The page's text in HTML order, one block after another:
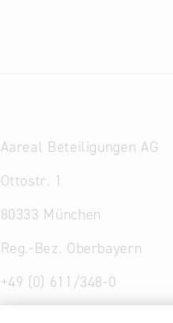
Aareal Beteiligungen AG
Ottostr. 1
80333 München
Reg.-Bez. Oberbayern
+49 (0) 611/348-0